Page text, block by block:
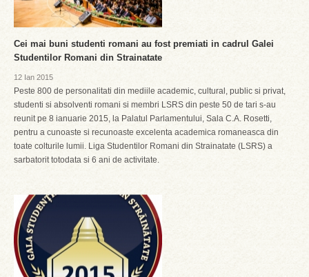
Cei mai buni studenti romani au fost premiati in cadrul Galei
Studentilor Romani din Strainatate
12 Ian 2015
Peste 800 de personalitati din mediile academic, cultural, public si privat,
studenti si absolventi romani si membri LSRS din peste 50 de tari s-au
reunit pe 8 ianuarie 2015, la Palatul Parlamentului, Sala C.A. Rosetti,
pentru a cunoaste si recunoaste excelenta academica romaneasca din
toate colturile lumii. Liga Studentilor Romani din Strainatate (LSRS) a
sarbatorit totodata si 6 ani de activitate.